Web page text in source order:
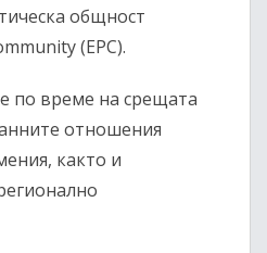
общност
(EPC).
по време на срещата
отношения
както и